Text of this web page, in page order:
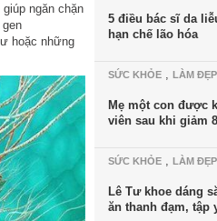
ngăn chặn
hoặc những
5 điều bác sĩ da
hạn chế lão hóa
SỨC KHỎE, LÀM ĐẸP
Mẹ một con được
viên sau khi giảm
SỨC KHỎE, LÀM ĐẸP
Lê Tư khoe dáng
ăn thanh đạm, tập